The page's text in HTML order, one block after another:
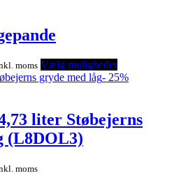
kr..
moms Vælg muligheder
- 25%
liter Støbejerns
(L8DOL3)
moms